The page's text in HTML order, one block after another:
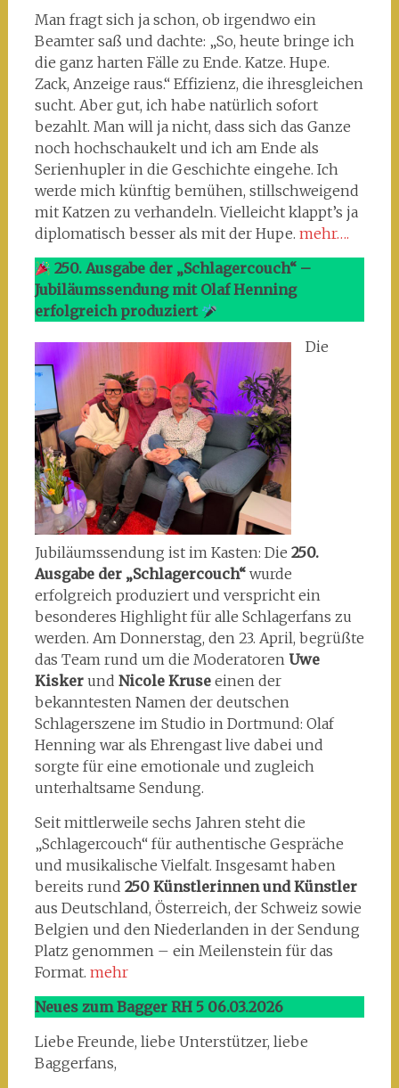
Man fragt sich ja schon, ob irgendwo ein
Beamter saß und dachte: „So, heute bringe ich
die ganz harten Fälle zu Ende. Katze. Hupe.
Zack, Anzeige raus.“ Effizienz, die ihresgleichen
sucht. Aber gut, ich habe natürlich sofort
bezahlt. Man will ja nicht, dass sich das Ganze
noch hochschaukelt und ich am Ende als
Serienhupler in die Geschichte eingehe. Ich
werde mich künftig bemühen, stillschweigend
mit Katzen zu verhandeln. Vielleicht klappt’s ja
diplomatisch besser als mit der Hupe. mehr….
250. Ausgabe der „Schlagercouch“ –
Jubiläumssendung mit Olaf Henning
erfolgreich produziert
Die
Jubiläumssendung ist im Kasten: Die 250.
Ausgabe der „Schlagercouch“wurde
erfolgreich produziert und verspricht ein
besonderes Highlight für alle Schlagerfans zu
werden. Am Donnerstag, den 23. April, begrüßte
das Team rund um die Moderatoren Uwe
Kiskerund Nicole Kruseeinen der
bekanntesten Namen der deutschen
Schlagerszene im Studio in Dortmund: Olaf
Henning war als Ehrengast live dabei und
sorgte für eine emotionale und zugleich
unterhaltsame Sendung.
Seit mittlerweile sechs Jahren steht die
„Schlagercouch“ für authentische Gespräche
und musikalische Vielfalt. Insgesamt haben
bereits rund 250 Künstlerinnen und Künstler
aus Deutschland, Österreich, der Schweiz sowie
Belgien und den Niederlanden in der Sendung
Platz genommen – ein Meilenstein für das
Format. mehr
Neues zum Bagger RH 5 06.03.2026
Liebe Freunde, liebe Unterstützer, liebe
Baggerfans,